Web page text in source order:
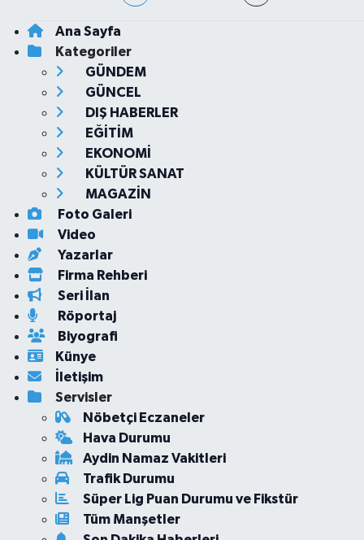
Ana Sayfa
Kategoriler
GÜNDEM
GÜNCEL
DIŞ HABERLER
EĞİTİM
EKONOMİ
KÜLTÜR SANAT
MAGAZİN
Foto Galeri
Video
Yazarlar
Firma Rehberi
Seri İlan
Röportaj
Biyografi
Künye
İletişim
Servisler
Nöbetçi Eczaneler
Hava Durumu
Aydin Namaz Vakitleri
Trafik Durumu
Süper Lig Puan Durumu ve Fikstür
Tüm Manşetler